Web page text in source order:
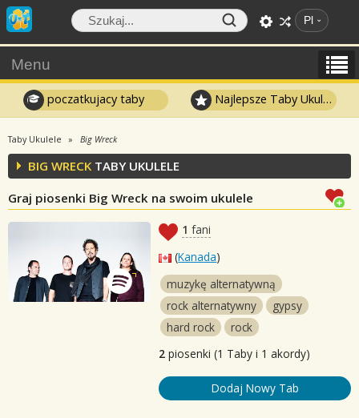
Pl
Menu
poczatkujacy taby Najlepsze Taby Ukulele
Taby Ukulele Big Wreck
BIG WRECK TABY UKULELE
Graj piosenki Big Wreck na swoim ukulele
1 fani
(Kanada)
muzykę alternatywną
rock alternatywny
gypsy
hard rock
rock
2 piosenki (1 Taby i 1 akordy)
Dodaj Nowy Tab